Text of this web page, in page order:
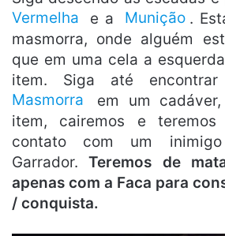
Vermelha
e a Munição .
masmorra, onde alguém
que em uma cela a
item. Siga até
Masmorra
em um
item, cairemos e teremos
contato com um
Garrador.Teremos de
apenas com a Faca para
/ conquista.